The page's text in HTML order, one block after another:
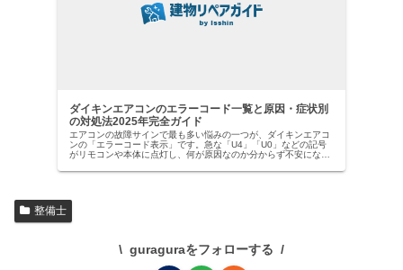
ダイキンエアコンのエラーコード一覧と原因・症状別
の対処法2025年完全ガイド
エアコンの故障サインで最も多い悩みの一つが、ダイキンエアコ
ンの「エラーコード表示」です。急な「U4」「U0」などの記号
がリモコンや本体に点灯し、何が原因なのか分からず不安になっ
でトッ…
整備士
guraguraをフォローする